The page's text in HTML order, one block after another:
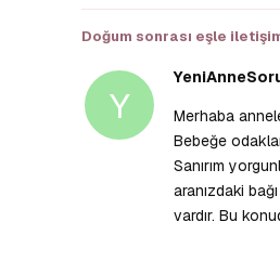
Doğum sonrası eşle
Y
Merhaba
Bebeğe
Sanırım
aranızdaki
vardır. Bu